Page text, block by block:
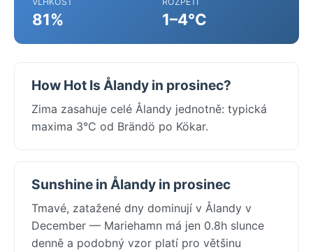
81% 1–4°C
How Hot Is Ålandy in prosinec?
Zima zasahuje celé Ålandy jednotně: typická
maxima 3°C od Brändö po Kökar.
Sunshine in Ålandy in prosinec
Tmavé, zatažené dny dominují v Ålandy v
December — Mariehamn má jen 0.8h slunce
denně a podobný vzor platí pro většinu